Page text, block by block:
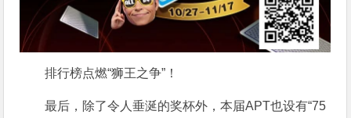
排行榜点燃“狮王之争”！
最后，除了令人垂涎的奖杯外，本届APT也设有“75